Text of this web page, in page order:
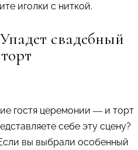
иголки с ниткой.
свадебный
торт
гостя церемонии — и торт
себе эту сцену?
вы выбрали особенный